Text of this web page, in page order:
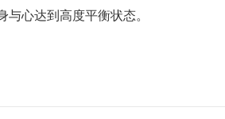
心达到高度平衡状态。